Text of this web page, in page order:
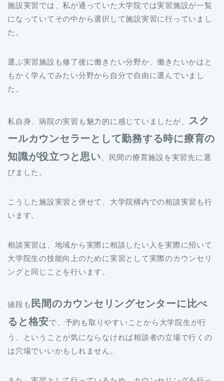
施設実習では、私が通っていた大学院では実習施設が一覧
になっていてその中から選択して施設実習に行っていまし
た。
選ぶ実習施設も修了後に働きたい分野か、働きたいかはと
もかく学んでみたい分野から自分で自由に選んでいまし
た。
私自身、病院の実習も魅力的に感じていましたが、 スク
ールカウンセラーとして勤務する時に療育の
知識が役立つと思い 、民間の療育施設を実習先に選
びました。
こうした施設実習と併せて、大学院構内での相談実習も行
います。
相談実習は、地域から実際に相談したい人を実際に招いて
大学院生の技能向上のために実習として実際のカウンセリ
ングと同じことを行います。
値段も 民間のカウンセリングセンターに比べ
ると格安で、予約も取りやすいことから大学院生が行
う、ということが気にならなければ相談者の立場で行くの
は穴場でいいかもしれません。